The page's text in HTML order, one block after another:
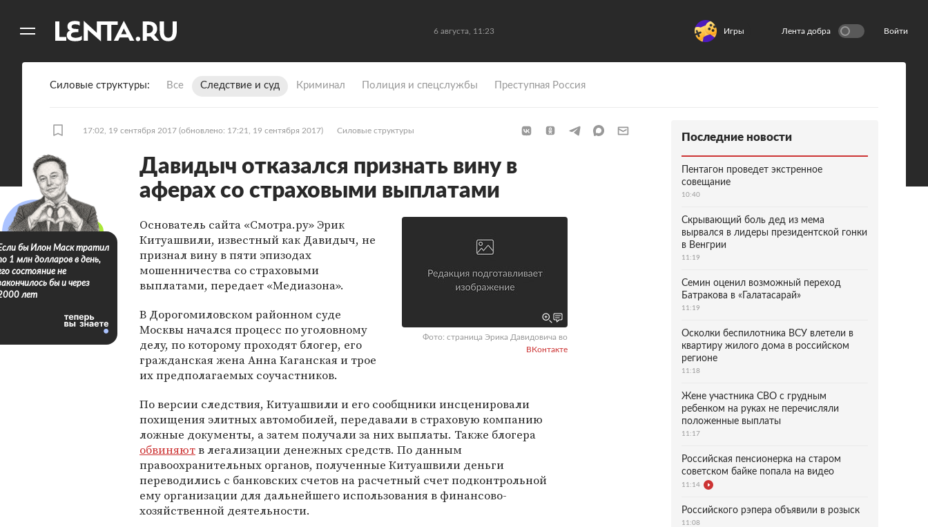
6 августа, 11:23 Игры Лента добра Войти
Силовые структуры Все Следствие и суд Криминал Полиция и спецслужбы Преступная Россия
17:02, 19 сентября 2017 (обновлено: 17:21, 19 сентября 2017) Силовые структуры
Давидыч отказался признать вину в
аферах со страховыми выплатами
Фото: страница Эрика Давидовича во
ВКонтакте
Основатель сайта «Смотра.ру» Эрик
Китуашвили, известный как Давидыч, не
признал вину в пяти эпизодах
мошенничества со страховыми
выплатами, передает «Медиазона».
В Дорогомиловском районном суде
Москвы начался процесс по уголовному
делу, по которому проходят блогер, его
гражданская жена Анна Каганская и трое
их предполагаемых соучастников.
По версии следствия, Китуашвили и его сообщники инсценировали
похищения элитных автомобилей, передавали в страховую компанию
ложные документы, а затем получали за них выплаты. Также блогера
обвиняютв легализации денежных средств. По данным
правоохранительных органов, полученные Китуашвили деньги
переводились с банковских счетов на расчетный счет подконтрольной
ему организации для дальнейшего использования в финансово-
хозяйственной деятельности.
бы Илон Маск тратил
1 млн долларов в день,
состояние не
бы и через
лет
Последние новости
Пентагон проведет экстренное
совещание
10:40
Скрывающий боль дед из мема
вырвался в лидеры президентской гонки
в Венгрии
11:19
Семин оценил возможный переход
Батракова в «Галатасарай»
11:19
Осколки беспилотника ВСУ влетели в
квартиру жилого дома в российском
регионе
11:18
Жене участника СВО с грудным
ребенком на руках не перечисляли
положенные выплаты
11:17
Российская пенсионерка на старом
советском байке попала на видео
11:14
Российского рэпера объявили в розыск
11:08